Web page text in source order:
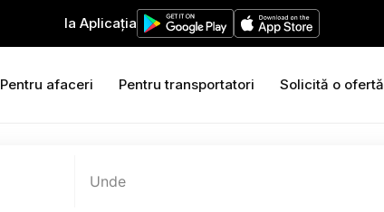
Ia Aplicația
Pentru afaceri Pentru transportatori Solicită o ofertă
Unde